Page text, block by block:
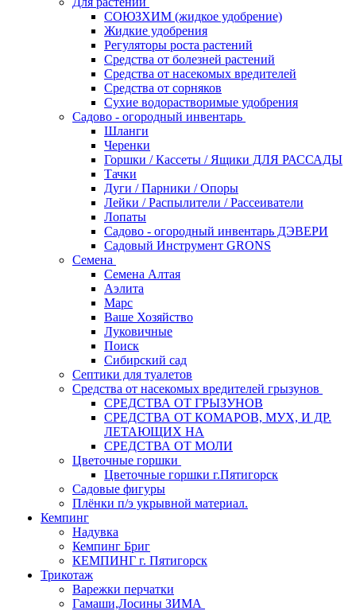
СОЮЗХИМ (жидкое удобрение)
Жидкие удобрения
Регуляторы роста растений
Средства от болезней растений
Средства от насекомых вредителей
Средства от сорняков
Сухие водорастворимые удобрения
Садово - огородный инвентарь
Шланги
Черенки
Горшки / Кассеты / Ящики ДЛЯ РАССАДЫ
Тачки
Дуги / Парники / Опоры
Лейки / Распылители / Рассеиватели
Лопаты
Садово - огородный инвентарь ДЭВЕРИ
Садовый Инструмент GRONS
Семена
Семена Алтая
Аэлита
Марс
Ваше Хозяйство
Луковичные
Поиск
Сибирский сад
Септики для туалетов
Средства от насекомых вредителей грызунов
СPEДСТВА ОТ ГРЫЗУНОВ
СРЕДСТВА ОТ КОМАРОВ, МУХ, И ДР.
ЛЕТАЮЩИХ НА
СРЕДСТВА ОТ МОЛИ
Цветочные горшки
Цветочные горшки г.Пятигорск
Садовые фигуры
Плёнки п/э укрывной материал.
Кемпинг
Надувка
Кемпинг Бриг
КЕМПИНГ г. Пятигорск
Трикотаж
Варежки перчатки
Гамаши,Лосины ЗИМА